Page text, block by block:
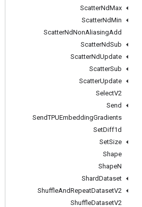
ScatterNdMax
ScatterNdMin
ScatterNdNonAliasingAdd
ScatterNdSub
ScatterNdUpdate
ScatterSub
ScatterUpdate
SelectV2
Send
SendTPUEmbeddingGradients
SetDiff1d
SetSize
Shape
ShapeN
ShardDataset
ShuffleAndRepeatDatasetV2
ShuffleDatasetV2